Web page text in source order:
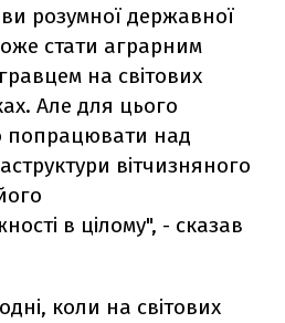
розумної державної
стати аграрним
на світових
Але для цього
попрацювати над
вітчизняного
в цілому", - сказав
коли на світових